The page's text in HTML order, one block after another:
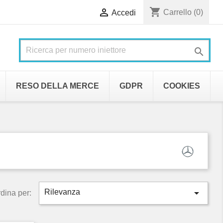
 Accedi shopping_cart Carrello (0)

RESO DELLA MERCE GDPR COOKIES
per: Rilevanza 